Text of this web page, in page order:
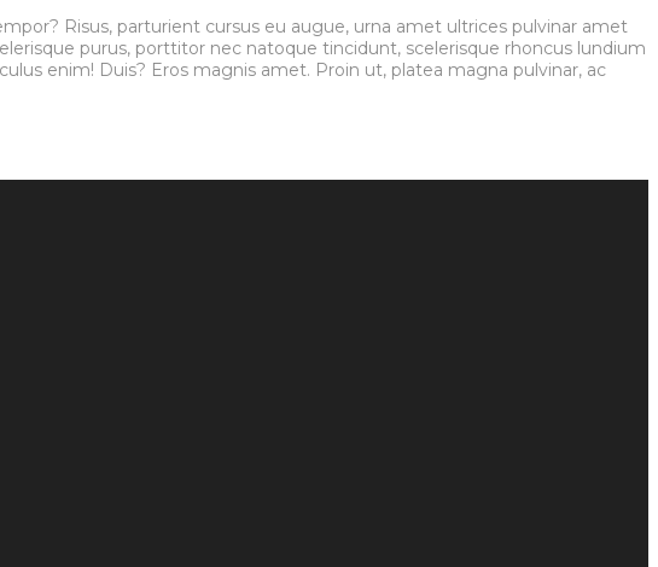
Risus, parturient cursus eu augue, urna amet ultrices pulvinar amet
purus, porttitor nec natoque tincidunt, scelerisque rhoncus lundium
enim! Duis? Eros magnis amet. Proin ut, platea magna pulvinar, ac